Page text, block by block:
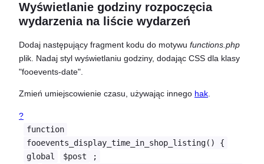
Wyświetlanie godziny rozpoczęcia
wydarzenia na liście wydarzeń
Dodaj następujący fragment kodu do motywu functions.php
plik. Nadaj styl wyświetlaniu godziny, dodając CSS dla klasy
"fooevents-date".
Zmień umiejscowienie czasu, używając innego hak.
?
function
fooevents_display_time_in_shop_listing() {
global
$post
;